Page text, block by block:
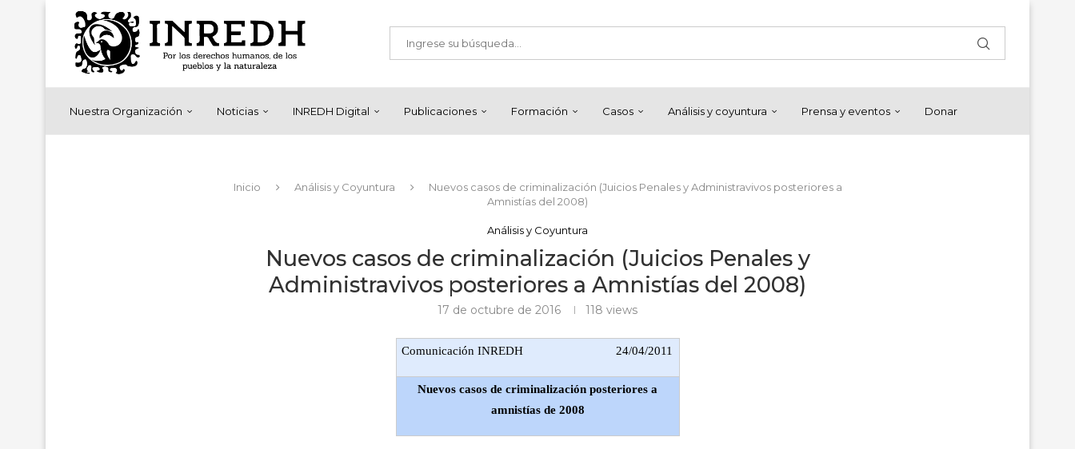
Nuestra Organización Noticias INREDH Digital Publicaciones Formación Casos Análisis y coyuntura Prensa y eventos Donar
Inicio Análisis y Coyuntura
Nuevos casos de criminalización (Juicios Penales y Administravivos posteriores a
Amnistías del 2008)
Análisis y Coyuntura
Nuevos casos de criminalización (Juicios Penales y
Administravivos posteriores a Amnistías del 2008)
17 de octubre de 2016 118 views
Comunicación INREDH 24/04/2011
Nuevos casos de criminalización posteriores a
amnistías de 2008